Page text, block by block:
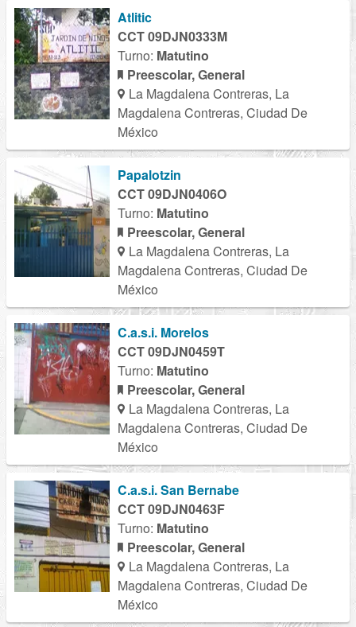
Atlitic
CCT 09DJN0333M
Turno: Matutino
Preescolar, General
La Magdalena Contreras, La
Magdalena Contreras, Ciudad De
México
Papalotzin
CCT 09DJN0406O
Turno: Matutino
Preescolar, General
La Magdalena Contreras, La
Magdalena Contreras, Ciudad De
México
C.a.s.i. Morelos
CCT 09DJN0459T
Turno: Matutino
Preescolar, General
La Magdalena Contreras, La
Magdalena Contreras, Ciudad De
México
C.a.s.i. San Bernabe
CCT 09DJN0463F
Turno: Matutino
Preescolar, General
La Magdalena Contreras, La
Magdalena Contreras, Ciudad De
México